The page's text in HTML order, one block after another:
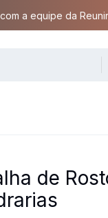
a equipe da
de